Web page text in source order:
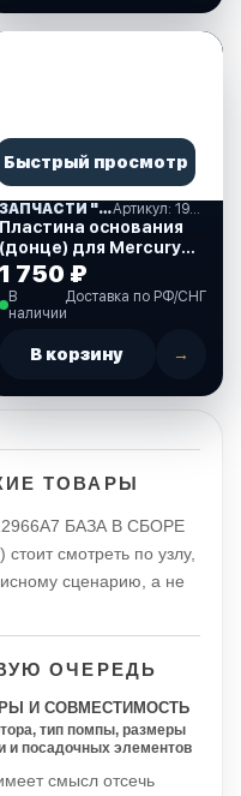
Быстрый просмотр
ЗАПЧАСТИ "MERCURY-55" США (08) Артикул: 19700A2
Пластина основания
(донце) для Mercury
30-60 л.с. (19700A2)
1 750 ₽
В
наличии
Доставка по РФ/СНГ
В корзину →
ТОВАРЫ
БАЗА В СБОРЕ
смотреть по узлу,
сценарию, а не
ОЧЕРЕДЬ
И СОВМЕСТИМОСТЬ
тип помпы, размеры
и посадочных элементов
смысл отсечь